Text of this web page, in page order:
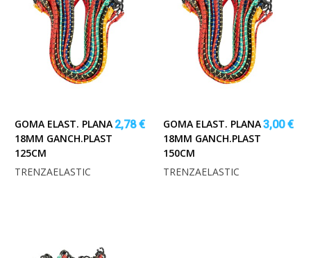
GOMA ELAST. PLANA
18MM GANCH.PLAST
125CM
2,78 €
TRENZAELASTIC
GOMA ELAST. PLANA
18MM GANCH.PLAST
150CM
3,00 €
TRENZAELASTIC